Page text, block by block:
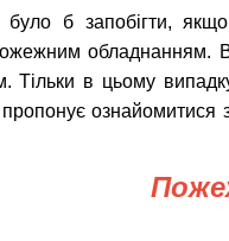
б запобігти, якщо
Тільки в цьому
ознайомитися